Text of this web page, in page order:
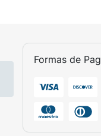
Formas de